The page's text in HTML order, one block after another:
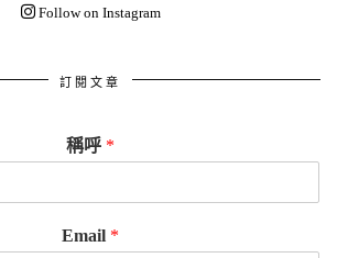
Follow on Instagram
訂閱文章
稱呼 *
Email *